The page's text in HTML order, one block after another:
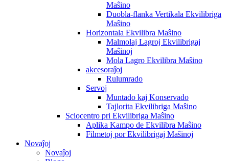
Maŝino
Duobla-flanka Vertikala Ekvilibriga
Maŝino
Horizontala Ekvilibra Maŝino
Malmolaj Lagroj Ekvilibrigaj
Maŝinoj
Mola Lagro Ekvilibra Maŝino
akcesoraĵoj
Rulumrado
Servoj
Muntado kaj Konservado
Tajlorita Ekvilibriga Maŝino
Sciocentro pri Ekvilibriga Maŝino
Aplika Kampo de Ekvilibra Maŝino
Filmetoj por Ekvilibrigaj Maŝinoj
Novaĵoj
Novaĵoj